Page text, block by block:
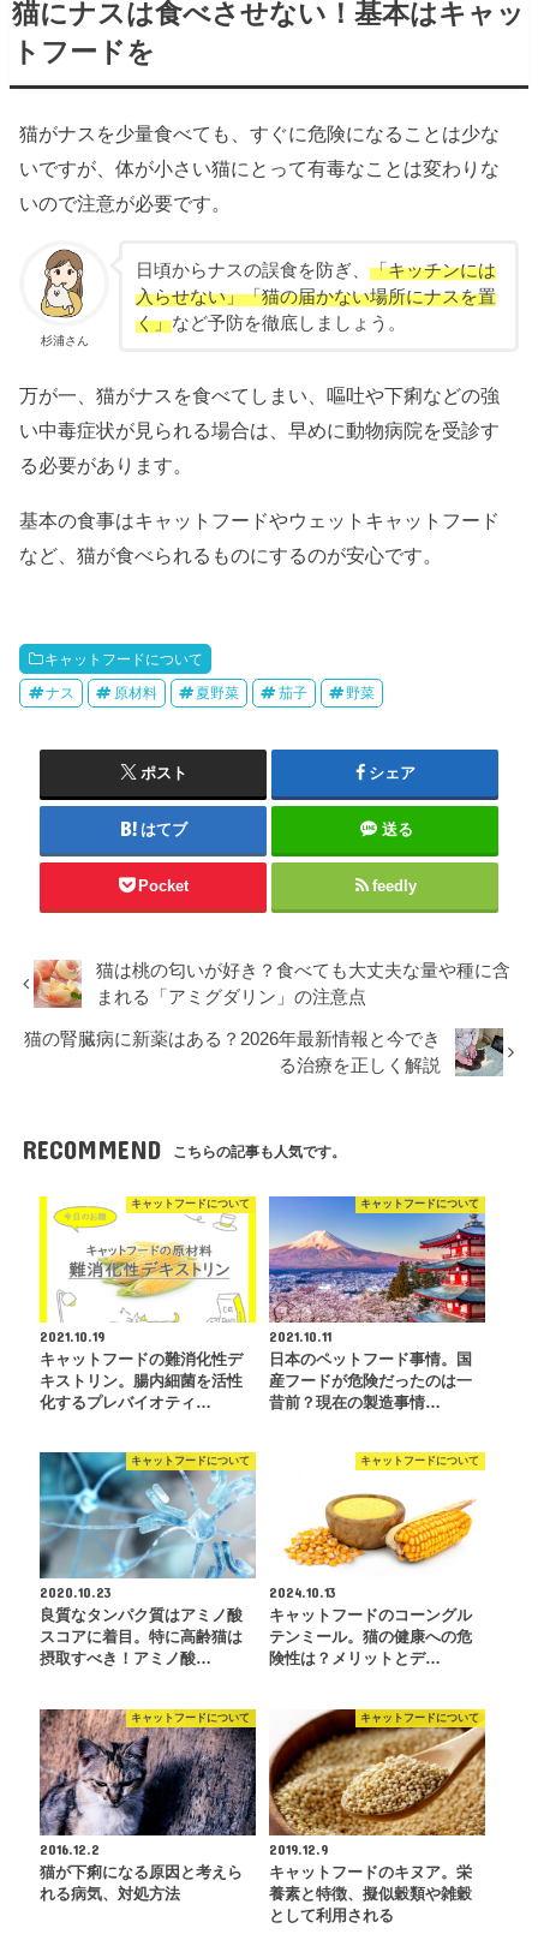
猫にナスは食べさせない！基本はキャッ
トフードを
猫がナスを少量食べても、すぐに危険になることは少な
いですが、体が小さい猫にとって有毒なことは変わりな
いので注意が必要です。
杉浦さん
日頃からナスの誤食を防ぎ、 「キッチンには
入らせない」「猫の届かない場所にナスを置
く」など予防を徹底しましょう。
万が一、猫がナスを食べてしまい、嘔吐や下痢などの強
い中毒症状が見られる場合は、早めに動物病院を受診す
る必要があります。
基本の食事はキャットフードやウェットキャットフード
など、猫が食べられるものにするのが安心です。
キャットフードについて
ナス 原材料 夏野菜 茄子 野菜
ポスト シェア
はてブ 送る
Pocket feedly
猫は桃の匂いが好き？食べても大丈夫な量や種に含
まれる「アミグダリン」の注意点
猫の腎臓病に新薬はある？2026年最新情報と今でき
る治療を正しく解説
RECOMMEND こちらの記事も人気です。
キャットフードについて
2021.10.19
キャットフードの難消化性デ
キストリン。腸内細菌を活性
化するプレバイオティ…
キャットフードについて
2021.10.11
日本のペットフード事情。国
産フードが危険だったのは一
昔前？現在の製造事情…
キャットフードについて
2020.10.23
良質なタンパク質はアミノ酸
スコアに着目。特に高齢猫は
摂取すべき！アミノ酸…
キャットフードについて
2024.10.13
キャットフードのコーングル
テンミール。猫の健康への危
険性は？メリットとデ…
キャットフードについて
2016.12.2
猫が下痢になる原因と考えら
れる病気、対処方法
キャットフードについて
2019.12.9
キャットフードのキヌア。栄
養素と特徴、擬似穀類や雑穀
として利用される